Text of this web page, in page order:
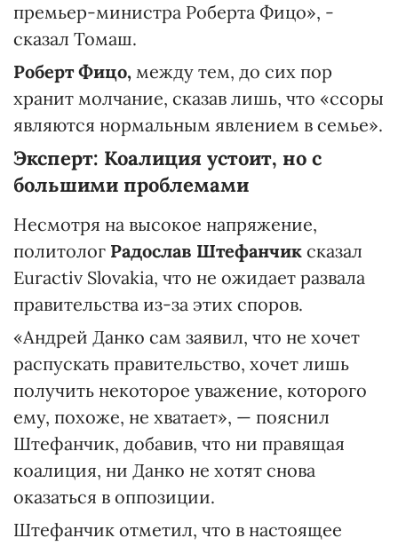
премьер-министра Роберта Фицо», -
сказал Томаш.
Роберт Фицо, между тем, до сих пор
хранит молчание, сказав лишь, что «ссоры
являются нормальным явлением в семье».
Эксперт: Коалиция устоит, но с
большими проблемами
Несмотря на высокое напряжение,
политолог Радослав Штефанчик сказал
Euractiv Slovakia, что не ожидает развала
правительства из-за этих споров.
«Андрей Данко сам заявил, что не хочет
распускать правительство, хочет лишь
получить некоторое уважение, которого
ему, похоже, не хватает», — пояснил
Штефанчик, добавив, что ни правящая
коалиция, ни Данко не хотят снова
оказаться в оппозиции.
Штефанчик отметил, что в настоящее